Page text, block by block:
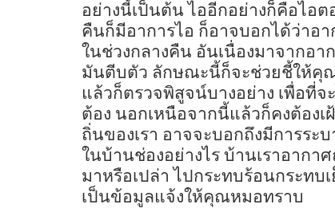
อย่างนี้เป็นต้น ไออีกอย่างก็คือไอ
คืนก็มีอาการไอ ก็อาจบอกได้ว่าอ
ในช่วงกลางคืน อันเนื่องมาจากอ
มันตีบตัว ลักษณะนี้ก็จะช่วยชี้ให้คุ
แล้วก็ตรวจพิสูจน์บางอย่าง เพื่อที่
ต้อง นอกเหนือจากนี้แล้วก็คงต้อง
ถิ่นของเรา อาจจะบอกถึงมีการระ
ในบ้านช่องอย่างไร บ้านเราอากา
มาหรือเปล่า ไปกระทบร้อนกระทบ
เป็นข้อมูลแจ้งให้คุณหมอทราบ